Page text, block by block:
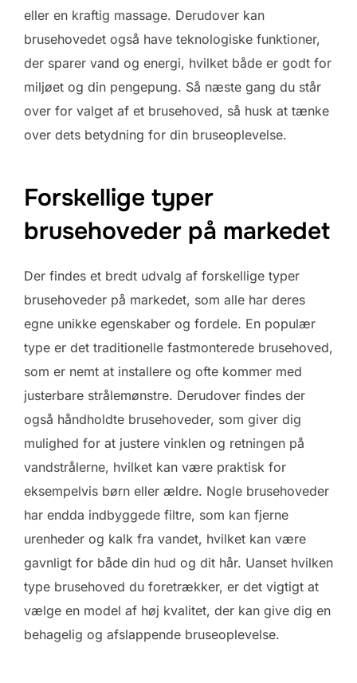
eller en kraftig massage. Derudover kan
brusehovedet også have teknologiske funktioner,
der sparer vand og energi, hvilket både er godt for
miljøet og din pengepung. Så næste gang du står
over for valget af et brusehoved, så husk at tænke
over dets betydning for din bruseoplevelse.
Forskellige typer
brusehoveder på markedet
Der findes et bredt udvalg af forskellige typer
brusehoveder på markedet, som alle har deres
egne unikke egenskaber og fordele. En populær
type er det traditionelle fastmonterede brusehoved,
som er nemt at installere og ofte kommer med
justerbare strålemønstre. Derudover findes der
også håndholdte brusehoveder, som giver dig
mulighed for at justere vinklen og retningen på
vandstrålerne, hvilket kan være praktisk for
eksempelvis børn eller ældre. Nogle brusehoveder
har endda indbyggede filtre, som kan fjerne
urenheder og kalk fra vandet, hvilket kan være
gavnligt for både din hud og dit hår. Uanset hvilken
type brusehoved du foretrækker, er det vigtigt at
vælge en model af høj kvalitet, der kan give dig en
behagelig og afslappende bruseoplevelse.